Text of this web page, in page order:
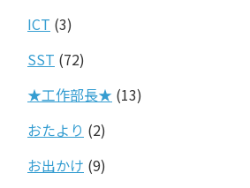
ICT (3)
SST (72)
★工作部長★ (13)
おたより (2)
お出かけ (9)